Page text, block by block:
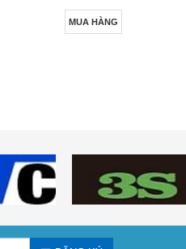
MUA HÀNG